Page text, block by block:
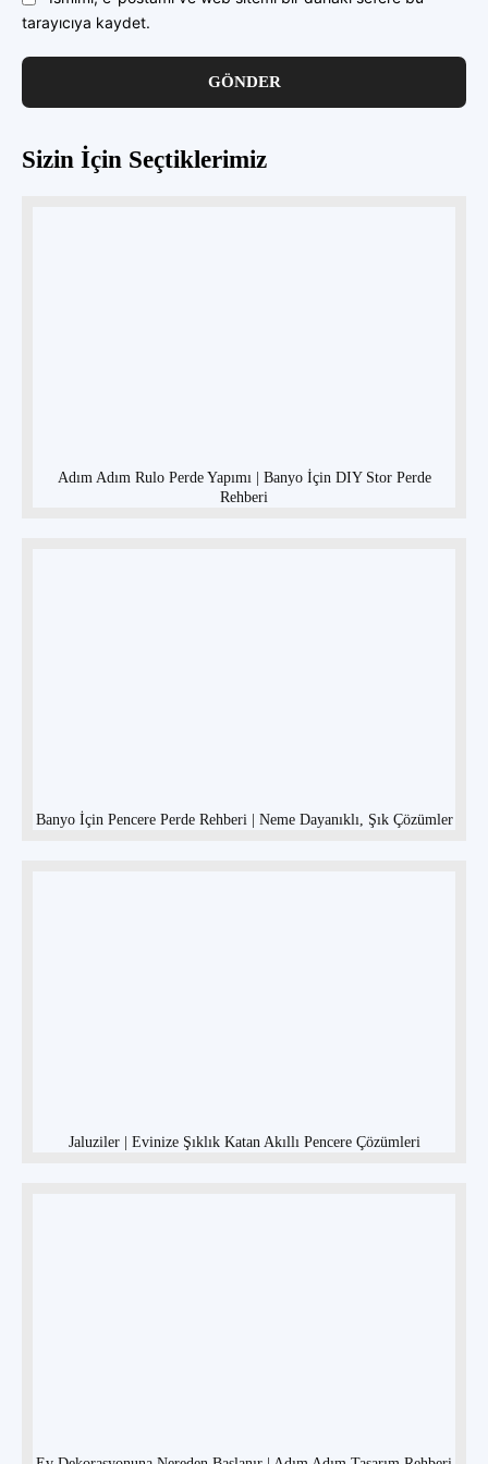
tarayıcıya kaydet.
Sizin İçin Seçtiklerimiz
Adım Adım Rulo Perde Yapımı | Banyo İçin DIY Stor Perde
Rehberi
Banyo İçin Pencere Perde Rehberi | Neme Dayanıklı, Şık Çözümler
Jaluziler | Evinize Şıklık Katan Akıllı Pencere Çözümleri